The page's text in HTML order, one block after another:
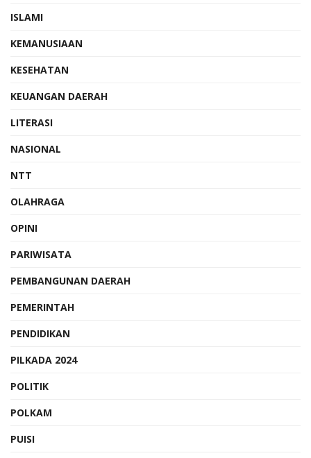
ISLAMI
KEMANUSIAAN
KESEHATAN
KEUANGAN DAERAH
LITERASI
NASIONAL
NTT
OLAHRAGA
OPINI
PARIWISATA
PEMBANGUNAN DAERAH
PEMERINTAH
PENDIDIKAN
PILKADA 2024
POLITIK
POLKAM
PUISI